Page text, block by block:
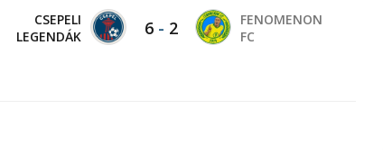
CSEPELI
LEGENDÁK
6- 2
FENOMENON
FC